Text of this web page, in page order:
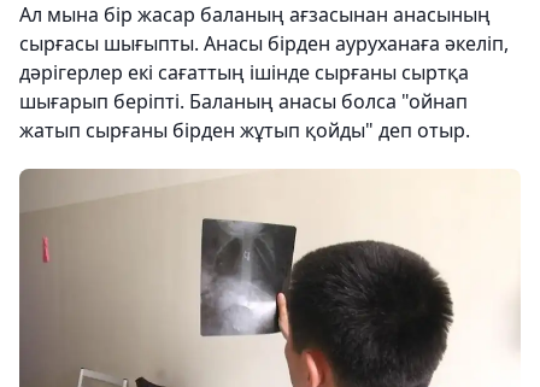
Ал мына бір жасар баланың ағзасынан анасының
сырғасы шығыпты. Анасы бірден ауруханаға әкеліп,
дәрігерлер екі сағаттың ішінде сырғаны сыртқа
шығарып беріпті. Баланың анасы болса "ойнап
жатып сырғаны бірден жұтып қойды" деп отыр.